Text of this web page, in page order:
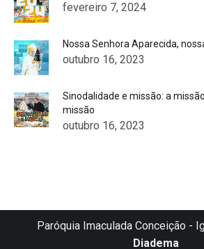
fevereiro 7, 2024
Nossa Senhora Aparecida,
outubro 16, 2023
Sinodalidade e missão: a
missão
outubro 16, 2023
Paróquia Imaculada Conceição -
Diadema